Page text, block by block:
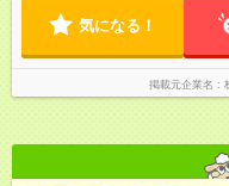
気になる！
掲載元企業名